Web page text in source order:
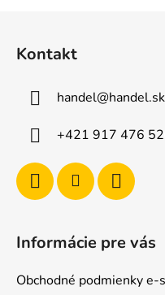
Kontakt
handel@handel.sk
+421 917 476
Informácie pre vás
Obchodné podmienky e-